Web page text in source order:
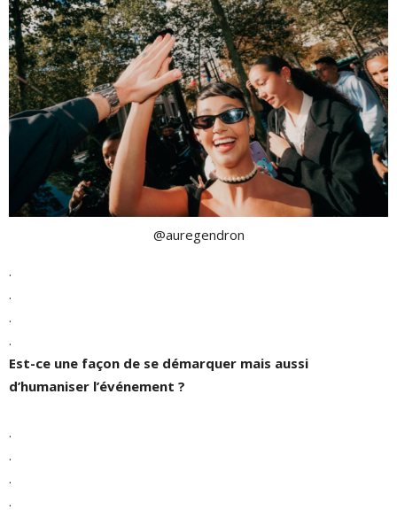
@auregendron
.
.
.
.
Est-ce une façon de se démarquer mais aussi
d’humaniser l’événement ?
.
.
.
.